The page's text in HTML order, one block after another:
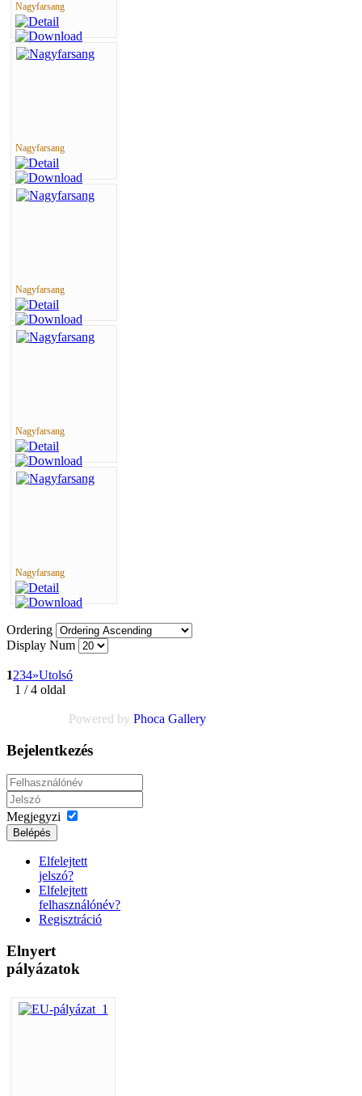
Nagyfarsang
Nagyfarsang
Nagyfarsang
Nagyfarsang
Nagyfarsang
Ordering
Display Num
1234»Utolsó
1 / 4 oldal
Powered by Phoca Gallery
Bejelentkezés
Megjegyzi
Belépés
Elfelejtett
jelszó?
Elfelejtett
felhasználónév?
Regisztráció
Elnyert
pályázatok